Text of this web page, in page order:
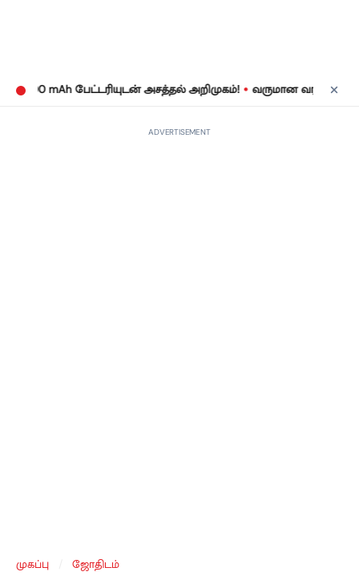
mAh பேட்டரியுடன் அசத்தல் அறிமுகம்! • வருமான வரிக் கணக்குத்
ADVERTISEMENT
முகப்பு ஜோதிடம்